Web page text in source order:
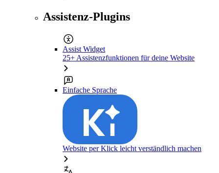
Assistenz-Plugins
Assist Widget
25+ Assistenzfunktionen für deine Website
Einfache Sprache
Website per Klick leicht verständlich machen